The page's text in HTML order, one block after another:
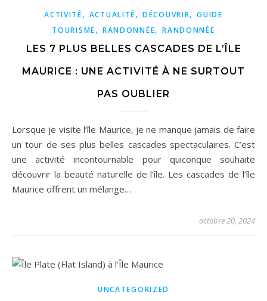
ACTIVITÉ, ACTUALITÉ,DÉCOUVRIR,GUIDE
TOURISME, RANDONNÉE,RANDONNÉE
LES 7 PLUS BELLES CASCADES DE L’ÎLE
MAURICE : UNE ACTIVITÉ À NE SURTOUT
PAS OUBLIER
Lorsque je visite l’île Maurice, je ne manque jamais de faire
un tour de ses plus belles cascades spectaculaires. C’est
une activité incontournable pour quiconque souhaite
découvrir la beauté naturelle de l’île. Les cascades de l’île
Maurice offrent un mélange…
octobre 20, 2024
UNCATEGORIZED